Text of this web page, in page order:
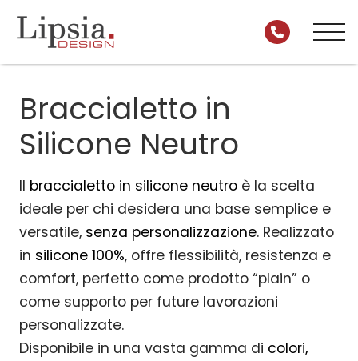
Braccialetto in
Silicone Neutro
Il braccialetto in silicone neutro è la scelta
ideale per chi desidera una base semplice e
versatile, senza personalizzazione. Realizzato
in silicone 100%, offre flessibilità, resistenza e
comfort, perfetto come prodotto “plain” o
come supporto per future lavorazioni
personalizzate.
Disponibile in una vasta gamma di colori,